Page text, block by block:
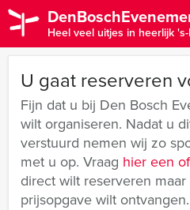
Heel veel uitjes in heerlijk
U gaat reserveren
Fijn dat u bij Den Bosch
wilt organiseren. Nadat u
verstuurd nemen wij zo
met u op. Vraag hier een
direct wilt reserveren
prijsopgave wilt ontvangen.